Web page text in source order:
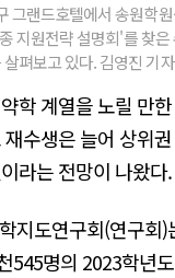
그랜드호텔에서 송원학
지원전략 설명회'를 찾
살펴보고 있다. 김영진
학 계열을 노릴 만
수생은 늘어 상위
라는 전망이 나왔다.
지도연구회(연구회
545명의 2023학년